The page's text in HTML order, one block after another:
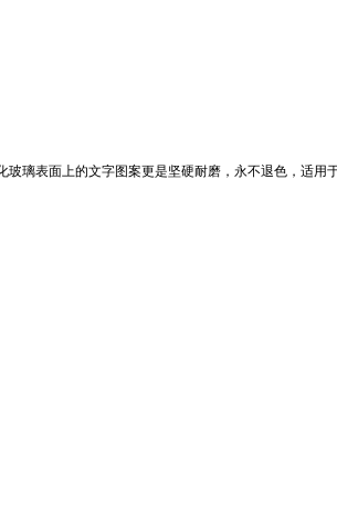
璃表面上的文字图案更是坚硬耐磨，永不退色，适